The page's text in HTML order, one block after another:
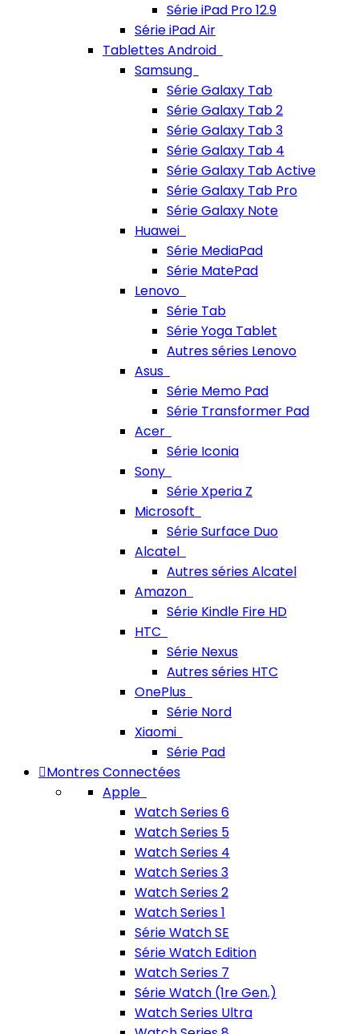
Série iPad Pro 12.9
Série iPad Air
Tablettes Android
Samsung
Série Galaxy Tab
Série Galaxy Tab 2
Série Galaxy Tab 3
Série Galaxy Tab 4
Série Galaxy Tab Active
Série Galaxy Tab Pro
Série Galaxy Note
Huawei
Série MediaPad
Série MatePad
Lenovo
Série Tab
Série Yoga Tablet
Autres séries Lenovo
Asus
Série Memo Pad
Série Transformer Pad
Acer
Série Iconia
Sony
Série Xperia Z
Microsoft
Série Surface Duo
Alcatel
Autres séries Alcatel
Amazon
Série Kindle Fire HD
HTC
Série Nexus
Autres séries HTC
OnePlus
Série Nord
Xiaomi
Série Pad
Montres Connectées
Apple
Watch Series 6
Watch Series 5
Watch Series 4
Watch Series 3
Watch Series 2
Watch Series 1
Série Watch SE
Série Watch Edition
Watch Series 7
Série Watch (1re Gen.)
Watch Series Ultra